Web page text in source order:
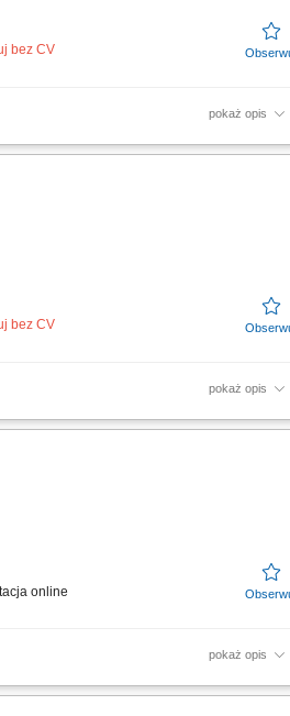
bez CV
pokaż opis
wysokości 14,99 € za godzinę,
bez CV
pokaż opis
linii produkcyjnej, udział w
online
pokaż opis
w tym roślin doniczkowych,